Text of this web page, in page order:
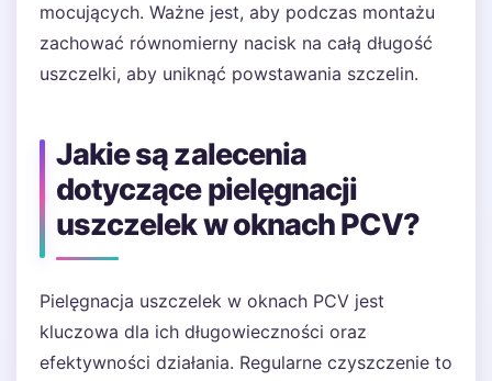
mocujących. Ważne jest, aby podczas montażu
zachować równomierny nacisk na całą długość
uszczelki, aby uniknąć powstawania szczelin.
Jakie są zalecenia
dotyczące pielęgnacji
uszczelek w oknach PCV?
Pielęgnacja uszczelek w oknach PCV jest
kluczowa dla ich długowieczności oraz
efektywności działania. Regularne czyszczenie to